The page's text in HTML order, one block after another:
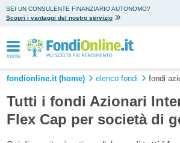
SEI UN CONSULENTE FINANZIARIO AUTONOMO?
Scopri i vantaggi del nostro servizio
menu
fondionline.it (home) elenco fondi fondi
Tutti i fondi Azionari
Flex Cap per società di